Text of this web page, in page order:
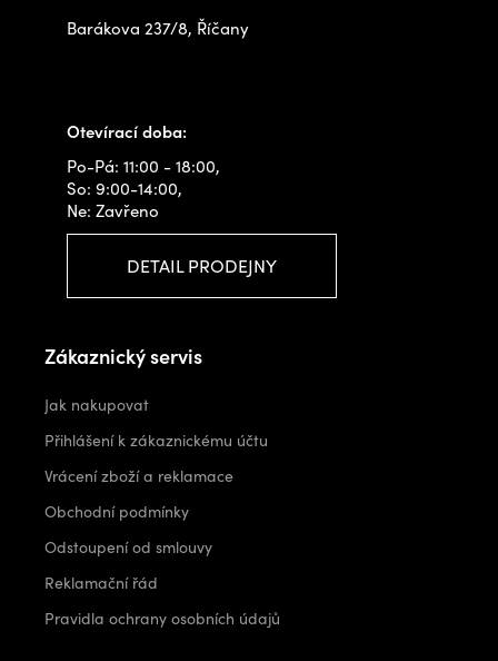
Barákova 237/8, Říčany
Otevírací doba:
Po-Pá: 11:00 - 18:00,
So: 9:00-14:00,
Ne: Zavřeno
DETAIL PRODEJNY
Zákaznický servis
Jak nakupovat
Přihlášení k zákaznickému účtu
Vrácení zboží a reklamace
Obchodní podmínky
Odstoupení od smlouvy
Reklamační řád
Pravidla ochrany osobních údajů